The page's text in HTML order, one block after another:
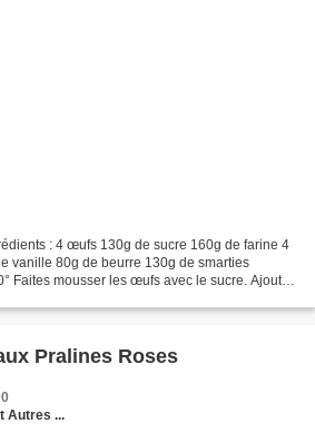
: 4 œufs 130g de sucre 160g de farine 4
vanille 80g de beurre 130g de smarties
Faites mousser les œufs avec le sucre. Ajoutez
Pralines Roses
Autres ...